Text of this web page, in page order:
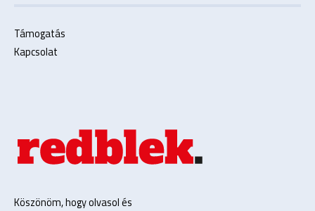
Támogatás
Kapcsolat
Köszönöm, hogy olvasol és